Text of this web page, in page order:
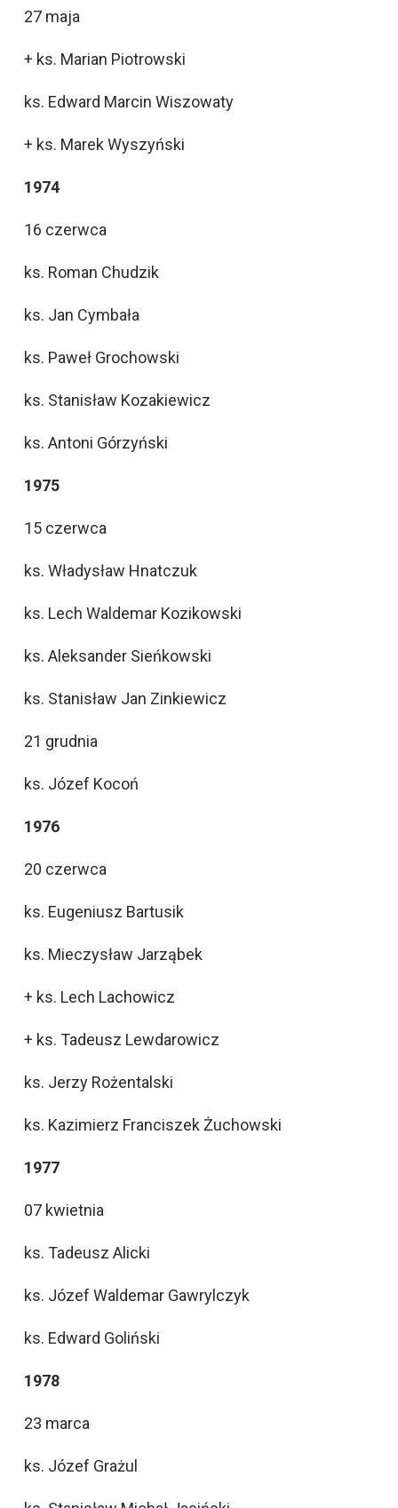
27 maja
+ ks. Marian Piotrowski
ks. Edward Marcin Wiszowaty
+ ks. Marek Wyszyński
1974
16 czerwca
ks. Roman Chudzik
ks. Jan Cymbała
ks. Paweł Grochowski
ks. Stanisław Kozakiewicz
ks. Antoni Górzyński
1975
15 czerwca
ks. Władysław Hnatczuk
ks. Lech Waldemar Kozikowski
ks. Aleksander Sieńkowski
ks. Stanisław Jan Zinkiewicz
21 grudnia
ks. Józef Kocoń
1976
20 czerwca
ks. Eugeniusz Bartusik
ks. Mieczysław Jarząbek
+ ks. Lech Lachowicz
+ ks. Tadeusz Lewdarowicz
ks. Jerzy Rożentalski
ks. Kazimierz Franciszek Żuchowski
1977
07 kwietnia
ks. Tadeusz Alicki
ks. Józef Waldemar Gawrylczyk
ks. Edward Goliński
1978
23 marca
ks. Józef Grażul